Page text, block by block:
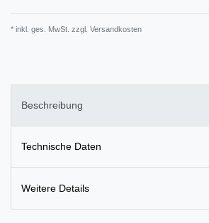
* inkl. ges. MwSt. zzgl. Versandkosten
Beschreibung
Technische Daten
Weitere Details